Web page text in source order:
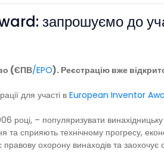
запрошуємо до
(ЄПВ/EPO). Реєстрацію вже
для участі в European Inventor
році, – популяризувати
та сприяють технічному прогресу,
охорону винаходів та заохочує